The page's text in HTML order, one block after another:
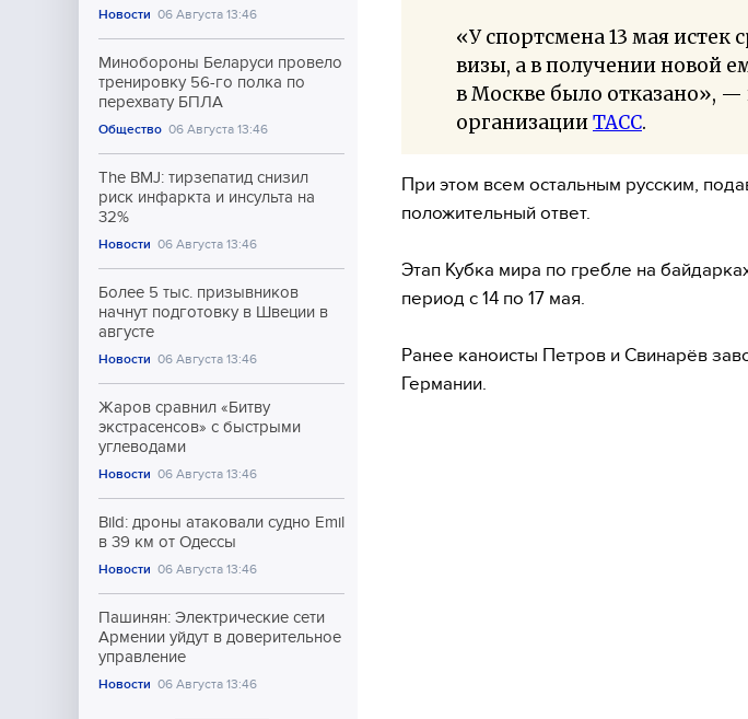
Новости 06 Августа 13:46
Минобороны Беларуси провело
тренировку 56-го полка по
перехвату БПЛА
Общество 06 Августа 13:46
The BMJ: тирзепатид снизил
риск инфаркта и инсульта на
32%
Новости 06 Августа 13:46
Более 5 тыс. призывников
начнут подготовку в Швеции в
августе
Новости 06 Августа 13:46
Жаров сравнил «Битву
экстрасенсов» с быстрыми
углеводами
Новости 06 Августа 13:46
Bild: дроны атаковали судно Emil
в 39 км от Одессы
Новости 06 Августа 13:46
Пашинян: Электрические сети
Армении уйдут в доверительное
управление
Новости 06 Августа 13:46
«У спортсмена 13 мая истек
визы, а в получении новой
в Москве было отказано», —
организацииТАСС.
При этом всем остальным русским,
положительный ответ.
Этап Кубка мира по гребле на
период с 14 по 17 мая.
Ранее каноисты Петров и Свинарёв
Германии.